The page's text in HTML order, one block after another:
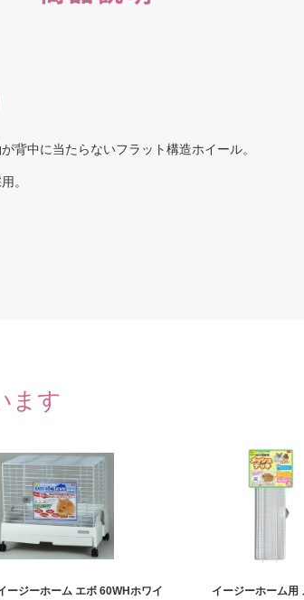
背中に当たらないフラット構造ホイール。
。
ます
ージーホーム エボ 60WHホワイ
イージーホーム用